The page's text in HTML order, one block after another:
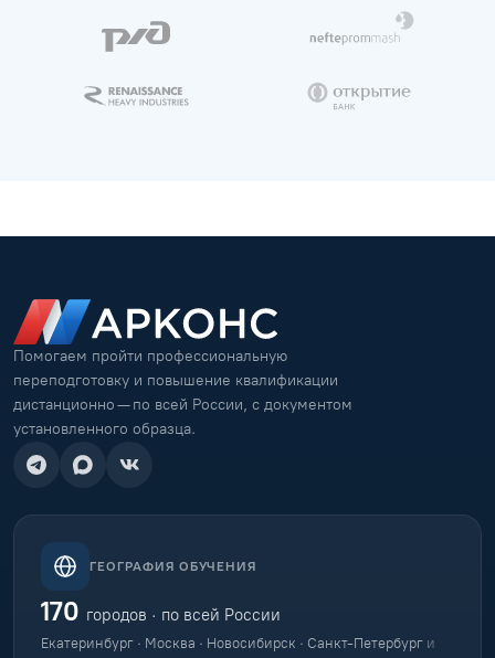
Помогаем пройти профессиональную
переподготовку и повышение квалификации
дистанционно — по всей России, с документом
установленного образца.
ГЕОГРАФИЯ ОБУЧЕНИЯ
170 городов · по всей России
Екатеринбург · Москва · Новосибирск · Санкт-Петербург и